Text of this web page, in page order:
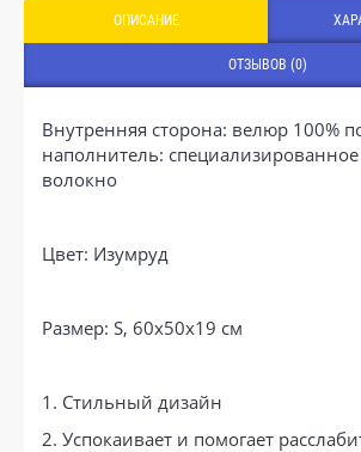
ОПИСАНИЕ
ОТЗЫВОВ (0)
Внутренняя сторона: велюр 100%
наполнитель:
волокно
Цвет: Изумруд
Размер: S, 60x50x19 см
1. Стильный дизайн
2. Успокаивает и помогает